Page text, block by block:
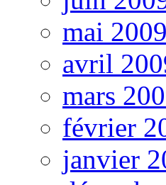
mai 2009
avril
mars
février
janvier